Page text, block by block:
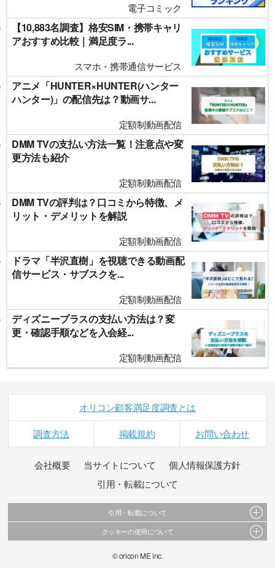
電子コミック
【10,883名調査】格安SIM・携帯キャリ
アおすすめ比較｜満足度ラ...
スマホ・携帯通信サービス
アニメ「HUNTER×HUNTER(ハンター
ハンター)」の配信先は？動画サ...
定額制動画配信
DMM TVの支払い方法一覧！注意点や変
更方法も紹介
定額制動画配信
DMM TVの評判は？口コミから特徴、メ
リット・デメリットを解説
定額制動画配信
ドラマ「半沢直樹」を視聴できる動画配
信サービス・サブスクを...
定額制動画配信
ディズニープラスの支払い方法は？変
更・確認手順などを入会経...
定額制動画配信
オリコン顧客満足度調査とは
調査方法 掲載規約 お問い合わせ
会社概要 当サイトについて
個人情報保護方針
引用・転載について
引用・転載について
当サイトで公開されている情報（文字、写真、イラスト、画像データ等）及びこれらの配
これらの情報を権利者の許可なく無断転載・複製などの二次利用を行うことは固く禁じてお
クッキーの使用について
このサイトでは Cookie を使用して、ユーザーに合わせたコンテンツや広告の表示、ソーシャ
© oricon ME inc.